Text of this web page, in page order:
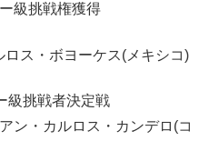
級挑戦権獲得
ス・ボヨーケス(メキシコ)
級挑戦者決定戦
・カルロス・カンデロ(コ